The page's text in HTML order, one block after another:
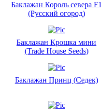
Баклажан Король севера F1
(Русский огород)
Баклажан Крошка мини
(Trade House Seeds)
Баклажан Принц (Седек)